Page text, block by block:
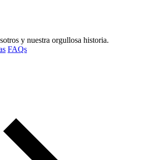
y nuestra orgullosa historia.
FAQs